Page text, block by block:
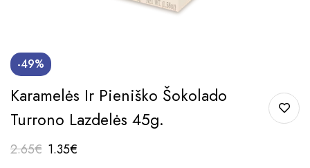
-49%
Karamelės Ir Pieniško Šokolado
Turrono Lazdelės 45g.
2.65€ 1.35€